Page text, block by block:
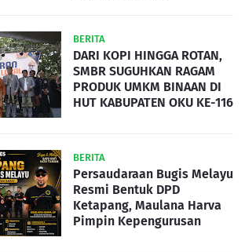
BERITA
DARI KOPI HINGGA ROTAN,
SMBR SUGUHKAN RAGAM
PRODUK UMKM BINAAN DI
HUT KABUPATEN OKU KE-116
BERITA
Persaudaraan Bugis Melayu
Resmi Bentuk DPD
Ketapang, Maulana Harva
Pimpin Kepengurusan